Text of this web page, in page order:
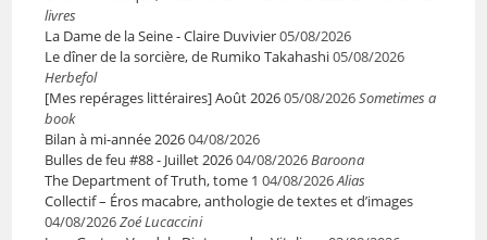
livres
La Dame de la Seine - Claire Duvivier05/08/2026
Le dîner de la sorcière, de Rumiko Takahashi05/08/2026
Herbefol
[Mes repérages littéraires] Août 202605/08/2026Sometimes a
book
Bilan à mi-année 202604/08/2026
Bulles de feu #88 - Juillet 202604/08/2026Baroona
The Department of Truth, tome 1 04/08/2026Alias
Collectif – Éros macabre, anthologie de textes et d’images
04/08/2026Zoé Lucaccini